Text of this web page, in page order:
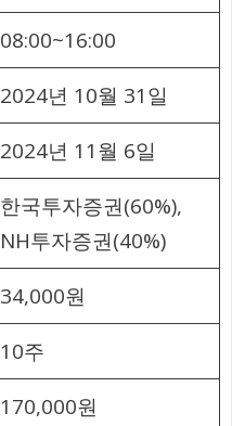
08:00~16:00
2024년 10월 31일
2024년 11월 6일
한국투자증권(60%),
NH투자증권(40%)
34,000원
10주
170,000원